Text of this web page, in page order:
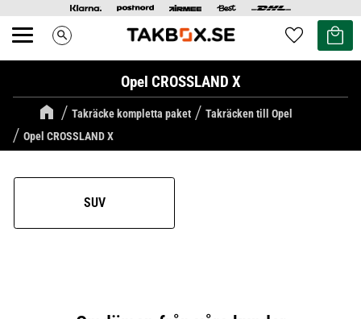
Meny search Favoriter
Kundvagn
Opel CROSSLAND X
Takräcke kompletta paket
Takräcken till Opel
Opel CROSSLAND X
SUV